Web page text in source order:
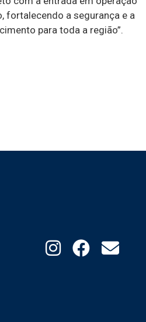
fortalecendo a segurança e a
para toda a região”.